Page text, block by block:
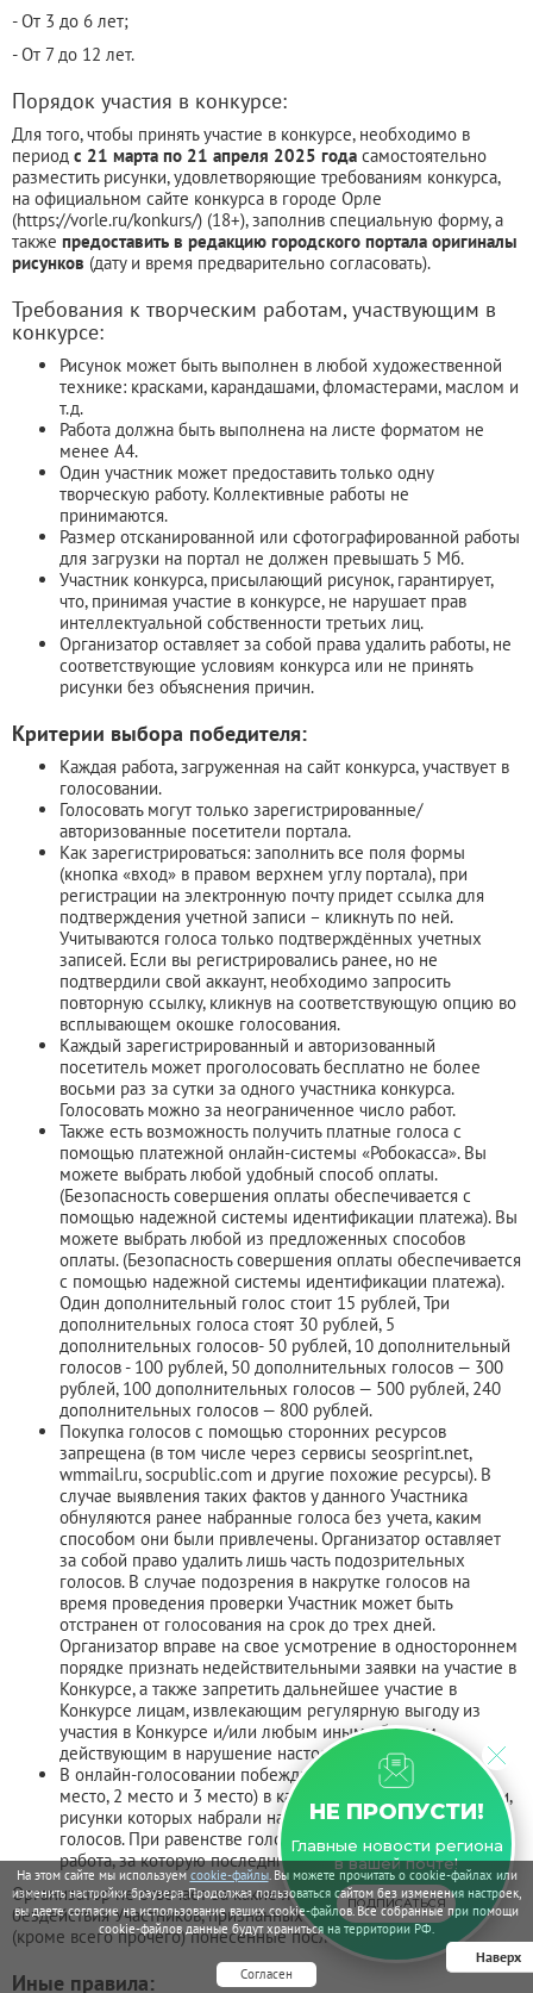
На этом сайте мы используемcookie-файлы. Вы можете прочитать о cookie-файлах или
изменить настройки браузера. Продолжая пользоваться сайтом без изменения настроек,
вы даете согласие на использование ваших cookie-файлов. Все собранные при помощи
cookie-файлов данные будут храниться на территории РФ.
Согласен
Наверх
- От 3 до 6 лет;
- От 7 до 12 лет.
Порядок участия в конкурсе:
Для того, чтобы принять участие в конкурсе, необходимо в
период с 21 марта по 21 апреля 2025 года самостоятельно
разместить рисунки, удовлетворяющие требованиям конкурса,
на официальном сайте конкурса в городе Орле
(https://vorle.ru/konkurs/) (18+), заполнив специальную форму, а
также предоставить в редакцию городского портала оригиналы
рисунков (дату и время предварительно согласовать).
Требования к творческим работам, участвующим в
конкурсе:
Рисунок может быть выполнен в любой художественной
технике: красками, карандашами, фломастерами, маслом и
т.д.
Работа должна быть выполнена на листе форматом не
менее А4.
Один участник может предоставить только одну
творческую работу. Коллективные работы не
принимаются.
Размер отсканированной или сфотографированной работы
для загрузки на портал не должен превышать 5 Мб.
Участник конкурса, присылающий рисунок, гарантирует,
что, принимая участие в конкурсе, не нарушает прав
интеллектуальной собственности третьих лиц.
Организатор оставляет за собой права удалить работы, не
соответствующие условиям конкурса или не принять
рисунки без объяснения причин.
Критерии выбора победителя:
Каждая работа, загруженная на сайт конкурса, участвует в
голосовании.
Голосовать могут только зарегистрированные/
авторизованные посетители портала.
Как зарегистрироваться: заполнить все поля формы
(кнопка «вход» в правом верхнем углу портала), при
регистрации на электронную почту придет ссылка для
подтверждения учетной записи – кликнуть по ней.
Учитываются голоса только подтверждённых учетных
записей. Если вы регистрировались ранее, но не
подтвердили свой аккаунт, необходимо запросить
повторную ссылку, кликнув на соответствующую опцию во
всплывающем окошке голосования.
Каждый зарегистрированный и авторизованный
посетитель может проголосовать бесплатно не более
восьми раз за сутки за одного участника конкурса.
Голосовать можно за неограниченное число работ.
Также есть возможность получить платные голоса с
помощью платежной онлайн-системы «Робокасса». Вы
можете выбрать любой удобный способ оплаты.
(Безопасность совершения оплаты обеспечивается с
помощью надежной системы идентификации платежа). Вы
можете выбрать любой из предложенных способов
оплаты. (Безопасность совершения оплаты обеспечивается
с помощью надежной системы идентификации платежа).
Один дополнительный голос стоит 15 рублей, Три
дополнительных голоса стоят 30 рублей, 5
дополнительных голосов- 50 рублей, 10 дополнительный
голосов - 100 рублей, 50 дополнительных голосов — 300
рублей, 100 дополнительных голосов — 500 рублей, 240
дополнительных голосов — 800 рублей.
Покупка голосов с помощью сторонних ресурсов
запрещена (в том числе через сервисы seosprint.net,
wmmail.ru, socpublic.com и другие похожие ресурсы). В
случае выявления таких фактов у данного Участника
обнуляются ранее набранные голоса без учета, каким
способом они были привлечены. Организатор оставляет
за собой право удалить лишь часть подозрительных
голосов. В случае подозрения в накрутке голосов на
время проведения проверки Участник может быть
отстранен от голосования на срок до трех дней.
Организатор вправе на свое усмотрение в одностороннем
порядке признать недействительными заявки на участие в
Конкурсе, а также запретить дальнейшее участие в
Конкурсе лицам, извлекающим регулярную выгоду из
участия в Конкурсе и/или любым иным образом,
действующим в нарушение настоящих Правил.
В онлайн-голосовании побеждают по три участника (1
место, 2 место и 3 место) в каждой возрастной категории,
рисунки которых набрали наибольшее количество
голосов. При равенстве голосов победителем признается
работа, за которую последний голос был отдан раньше.
Организатор не отвечает за какие-либо последствия действий/
бездействия Участников, признанных ошибочными, включая
(кроме всего прочего) понесенные последними затраты.
Иные правила:
НЕ ПРОПУСТИ!
Главные новости региона
в вашей почте!
ПОДПИСАТЬСЯ